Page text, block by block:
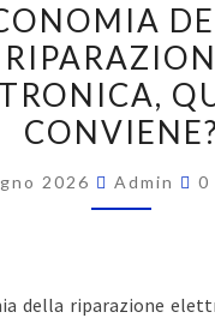
DELLA
QUANDO
CONVIENE?
2026 Admin 0
della riparazione